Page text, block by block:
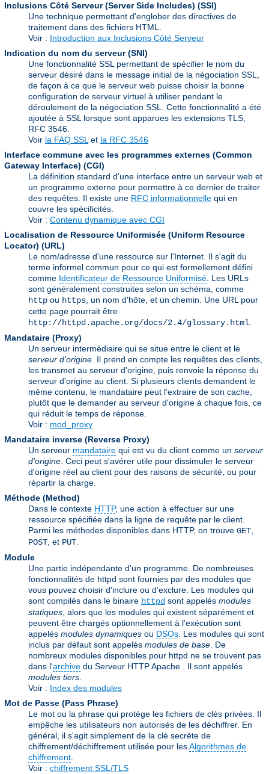
Inclusions Côté Serveur (Server Side Includes) (SSI)
Une technique permettant d'englober des directives de
traitement dans des fichiers HTML.
Voir : Introduction aux Inclusions Côté Serveur
Indication du nom du serveur (SNI)
Une fonctionnalité SSL permettant de spécifier le nom du
serveur désiré dans le message initial de la négociation SSL,
de façon à ce que le serveur web puisse choisir la bonne
configuration de serveur virtuel à utiliser pendant le
déroulement de la négociation SSL. Cette fonctionnalité a été
ajoutée à SSL lorsque sont apparues les extensions TLS,
RFC 3546.
Voir la FAQ SSL et la RFC 3546
Interface commune avec les programmes externes (Common
Gateway Interface) (CGI)
La définition standard d'une interface entre un serveur web et
un programme externe pour permettre à ce dernier de traiter
des requêtes. Il existe une RFC informationnelle qui en
couvre les spécificités.
Voir : Contenu dynamique avec CGI
Localisation de Ressource Uniformisée (Uniform Resource
Locator) (URL)
Le nom/adresse d'une ressource sur l'Internet. Il s'agit du
terme informel commun pour ce qui est formellement défini
comme Identificateur de Ressource Uniformisé . Les URLs
sont généralement construites selon un schéma, comme
http ou https , un nom d'hôte, et un chemin. Une URL pour
cette page pourrait être
http://httpd.apache.org/docs/2.4/glossary.html
Mandataire (Proxy)
Un serveur intermédiaire qui se situe entre le client et le
serveur d'origine . Il prend en compte les requêtes des clients,
les transmet au serveur d'origine, puis renvoie la réponse du
serveur d'origine au client. Si plusieurs clients demandent le
même contenu, le mandataire peut l'extraire de son cache,
plutôt que le demander au serveur d'origine à chaque fois, ce
qui réduit le temps de réponse.
Voir : mod_proxy
Mandataire inverse (Reverse Proxy)
Un serveur mandataire qui est vu du client comme un serveur
d'origine . Ceci peut s'avérer utile pour dissimuler le serveur
d'origine réel au client pour des raisons de sécurité, ou pour
répartir la charge.
Méthode (Method)
Dans le contexte HTTP, une action à effectuer sur une
ressource spécifiée dans la ligne de requête par le client.
Parmi les méthodes disponibles dans HTTP, on trouve GET
POST , et PUT
Module
Une partie indépendante d'un programme. De nombreuses
fonctionnalités de httpd sont fournies par des modules que
vous pouvez choisir d'inclure ou d'exclure. Les modules qui
sont compilés dans le binaire httpd sont appelés modules
statiques , alors que les modules qui existent séparément et
peuvent être chargés optionnellement à l'exécution sont
appelés modules dynamiques ou DSOs . Les modules qui sont
inclus par défaut sont appelés modules de base . De
nombreux modules disponibles pour httpd ne se trouvent pas
dans l'archive du Serveur HTTP Apache . Il sont appelés
modules tiers
Voir : Index des modules
Mot de Passe (Pass Phrase)
Le mot ou la phrase qui protège les fichiers de clés privées. Il
empêche les utilisateurs non autorisés de les déchiffrer. En
général, il s'agit simplement de la clé secrète de
chiffrement/déchiffrement utilisée pour lesAlgorithmes de
chiffrement
Voir : chiffrement SSL/TLS